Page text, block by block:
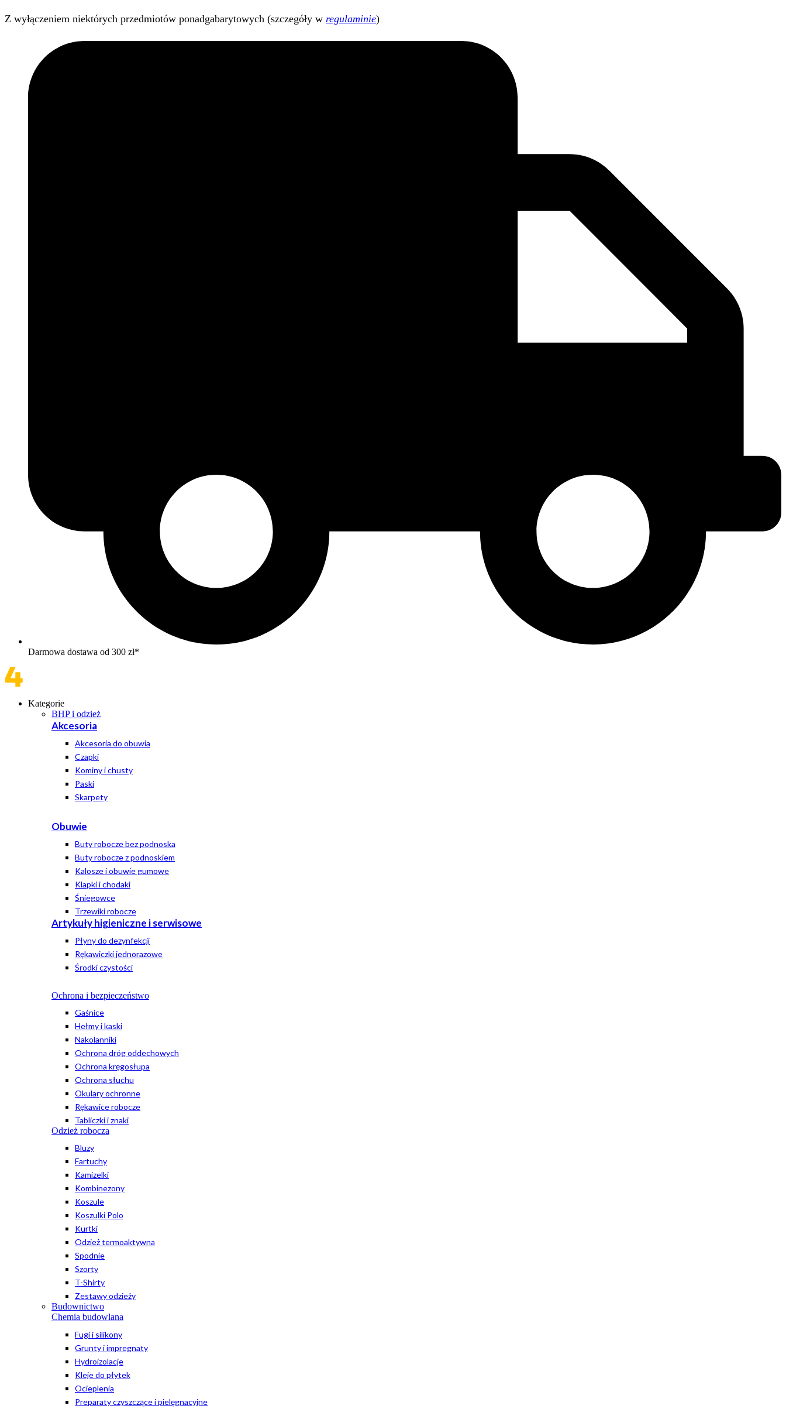
Z wyłączeniem niektórych przedmiotów ponadgabarytowych (szczegóły w regulaminie)
Darmowa dostawa od 300 zł*
Kategorie
BHP i odzież
Akcesoria
Akcesoria do obuwia
Czapki
Kominy i chusty
Paski
Skarpety
Obuwie
Buty robocze bez podnoska
Buty robocze z podnoskiem
Kalosze i obuwie gumowe
Klapki i chodaki
Śniegowce
Trzewiki robocze
Artykuły higieniczne i serwisowe
Płyny do dezynfekcji
Rękawiczki jednorazowe
Środki czystości
Ochrona i bezpieczeństwo
Gaśnice
Hełmy i kaski
Nakolanniki
Ochrona dróg oddechowych
Ochrona kręgosłupa
Ochrona słuchu
Okulary ochronne
Rękawice robocze
Tabliczki i znaki
Odzież robocza
Bluzy
Fartuchy
Kamizelki
Kombinezony
Koszule
Koszulki Polo
Kurtki
Odzież termoaktywna
Spodnie
Szorty
T-Shirty
Zestawy odzieży
Budownictwo
Chemia budowlana
Fugi i silikony
Grunty i impregnaty
Hydroizolacje
Kleje do płytek
Ocieplenia
Preparaty czyszczące i pielęgnacyjne